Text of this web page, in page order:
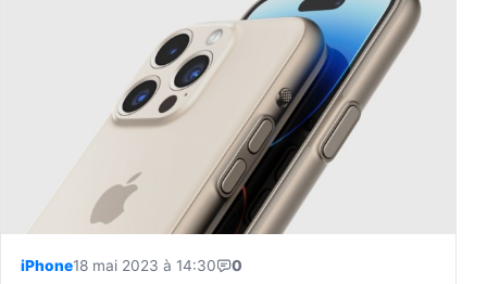
iPhone18 mai 2023 à 14:30 0